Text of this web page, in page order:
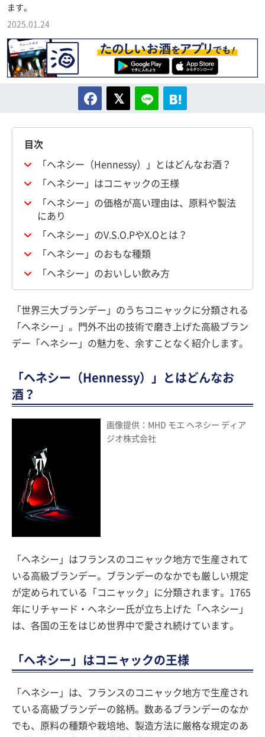
ます。
2025.01.24
目次
「ヘネシー（Hennessy）」とはどんなお酒？
「ヘネシー」はコニャックの王様
「ヘネシー」の価格が高い理由は、原料や製法
にあり
「ヘネシー」のV.S.O.PやX.Oとは？
「ヘネシー」のおもな種類
「ヘネシー」のおいしい飲み方
「世界三大ブランデー」のうちコニャックに分類される
「ヘネシー」。門外不出の技術で磨き上げた高級ブラン
デー「ヘネシー」の魅力を、余すことなく紹介します。
「ヘネシー（Hennessy）」とはどんなお
酒？
画像提供：MHD モエ ヘネシー ディア
ジオ株式会社
「ヘネシー」はフランスのコニャック地方で生産されて
いる高級ブランデー。ブランデーのなかでも厳しい規定
が定められている「コニャック」に分類されます。1765
年にリチャード・ヘネシー氏が立ち上げた「ヘネシー」
は、各国の王をはじめ世界中で愛され続けています。
「ヘネシー」はコニャックの王様
「ヘネシー」は、フランスのコニャック地方で生産され
ている高級ブランデーの銘柄。数あるブランデーのなか
でも、原料の種類や栽培地、製造方法に厳格な規定のあ